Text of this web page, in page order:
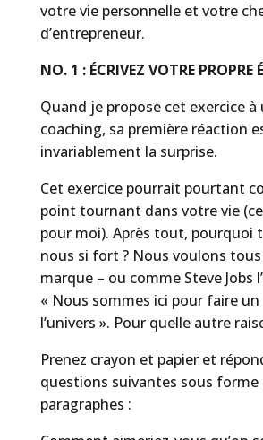
votre vie personnelle et votre
d’entrepreneur.
NO. 1 : ÉCRIVEZ VOTRE PROPRE
Quand je propose cet exercice à
coaching, sa première réaction
invariablement la surprise.
Cet exercice pourrait pourtant
point tournant dans votre vie
pour moi). Après tout, pourquoi
nous si fort ? Nous voulons
marque – ou comme Steve Jobs
« Nous sommes ici pour faire un
l’univers ». Pour quelle autre
Prenez crayon et papier et
questions suivantes sous forme
paragraphes :